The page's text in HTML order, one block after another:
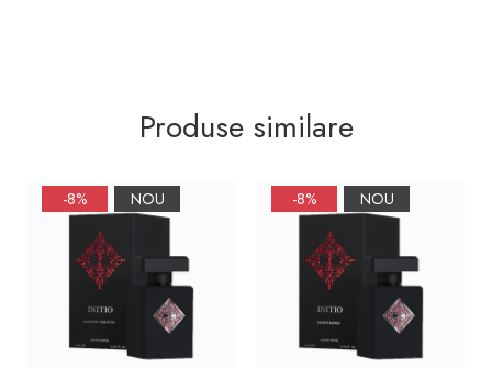
Produse similare
-8% NOU -8% NOU